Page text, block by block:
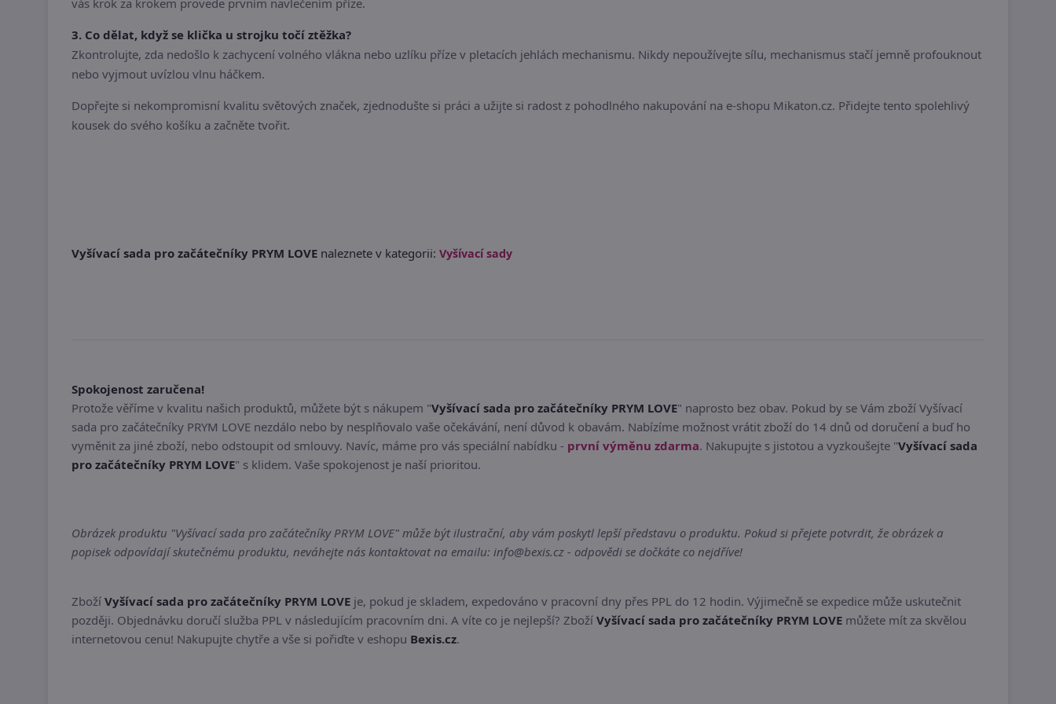
vás krok za krokem provede prvním navlečením příze.
3. Co dělat, když se klička u strojku točí ztěžka?
Zkontrolujte, zda nedošlo k zachycení volného vlákna nebo uzlíku příze v pletacích jehlách mechanismu. Nikdy nepoužívejte sílu, mechanismus stačí jemně profouknout
nebo vyjmout uvízlou vlnu háčkem.
Dopřejte si nekompromisní kvalitu světových značek, zjednodušte si práci a užijte si radost z pohodlného nakupování na e-shopu Mikaton.cz. Přidejte tento spolehlivý
kousek do svého košíku a začněte tvořit.
Vyšívací sada pro začátečníky PRYM LOVE naleznete v kategorii: Vyšívací sady
Spokojenost zaručena!
Protože věříme v kvalitu našich produktů, můžete být s nákupem "Vyšívací sada pro začátečníky PRYM LOVE" naprosto bez obav. Pokud by se Vám zboží Vyšívací
sada pro začátečníky PRYM LOVE nezdálo nebo by nesplňovalo vaše očekávání, není důvod k obavám. Nabízíme možnost vrátit zboží do 14 dnů od doručení a buď ho
vyměnit za jiné zboží, nebo odstoupit od smlouvy. Navíc, máme pro vás speciální nabídku - první výměnu zdarma. Nakupujte s jistotou a vyzkoušejte "Vyšívací sada
pro začátečníky PRYM LOVE" s klidem. Vaše spokojenost je naší prioritou.
Obrázek produktu "Vyšívací sada pro začátečníky PRYM LOVE" může být ilustrační, aby vám poskytl lepší představu o produktu. Pokud si přejete potvrdit, že obrázek a
popisek odpovídají skutečnému produktu, neváhejte nás kontaktovat na emailu: info@bexis.cz - odpovědi se dočkáte co nejdříve!
Zboží Vyšívací sada pro začátečníky PRYM LOVE je, pokud je skladem, expedováno v pracovní dny přes PPL do 12 hodin. Výjimečně se expedice může uskutečnit
později. Objednávku doručí služba PPL v následujícím pracovním dni. A víte co je nejlepší? Zboží Vyšívací sada pro začátečníky PRYM LOVE můžete mít za skvělou
internetovou cenu! Nakupujte chytře a vše si pořiďte v eshopu Bexis.cz.